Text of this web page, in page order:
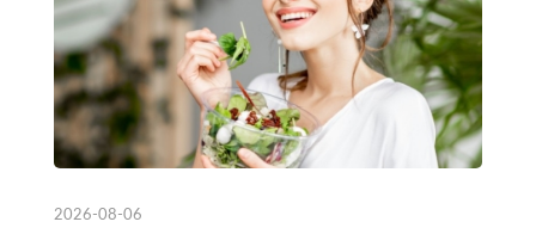
2026-08-06